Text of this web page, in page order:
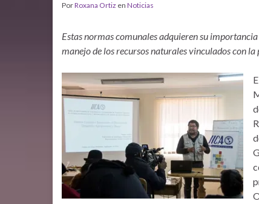
PorRoxana Ortiz en Noticias
Estas normas comunales adquieren su
manejo de los recursos naturales vinculados con